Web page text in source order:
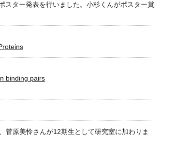
スター発表を行いました。小杉くんがポスター賞
binding pairs
菅原美怜さんが12期生として研究室に加わりま